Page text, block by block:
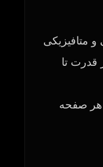
و متافیزیکی
قدرت تا
هر صفحه